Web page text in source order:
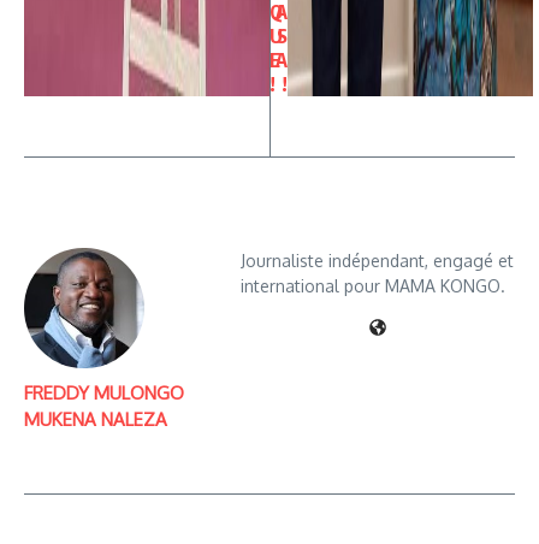
Q
U
E
!
A
S
A
!
FREDDY MULONGO
MUKENA NALEZA
Journaliste indépendant, engagé et
international pour MAMA KONGO.